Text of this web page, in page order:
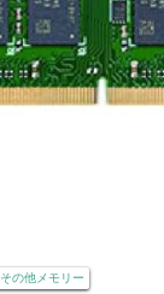
その他メモリー